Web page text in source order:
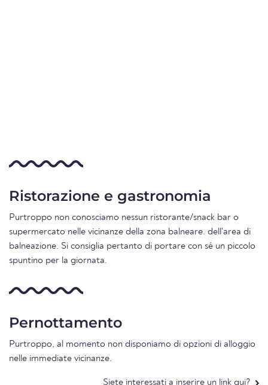
Ristorazione e gastronomia
Purtroppo non conosciamo nessun ristorante/snack bar o
supermercato nelle vicinanze della zona balneare. dell'area di
balneazione. Si consiglia pertanto di portare con sé un piccolo
spuntino per la giornata.
Pernottamento
Purtroppo, al momento non disponiamo di opzioni di alloggio
nelle immediate vicinanze.
Siete interessati a inserire un link qui?